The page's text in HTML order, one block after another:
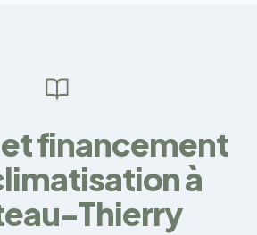
financement
à
Thierry